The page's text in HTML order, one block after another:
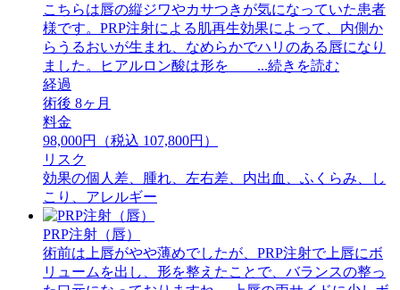
こちらは唇の縦ジワやカサつきが気になっていた患者
様です。PRP注射による肌再生効果によって、内側か
らうるおいが生まれ、なめらかでハリのある唇になり
ました。ヒアルロン酸は形を ...続きを読む
経過
術後 8ヶ月
料金
98,000円（税込 107,800円）
リスク
効果の個人差、腫れ、左右差、内出血、ふくらみ、し
こり、アレルギー
PRP注射（唇）
術前は上唇がやや薄めでしたが、PRP注射で上唇にボ
リュームを出し、形を整えたことで、バランスの整っ